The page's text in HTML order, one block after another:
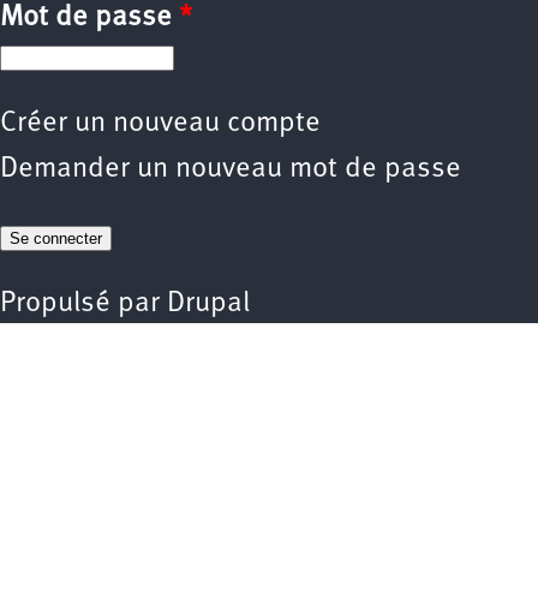
Mot de passe *
Créer un nouveau compte
Demander un nouveau mot de passe
Propulsé par Drupal